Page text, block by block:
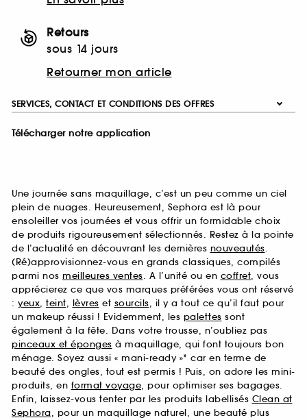
Retours
sous 14 jours
Retourner mon article
SERVICES, CONTACT ET CONDITIONS DES OFFRES
Télécharger notre application
Une journée sans maquillage, c’est un peu comme un ciel
plein de nuages. Heureusement, Sephora est là pour
ensoleiller vos journées et vous offrir un formidable choix
de produits rigoureusement sélectionnés. Restez à la pointe
de l’actualité en découvrant les dernières nouveautés.
(Ré)approvisionnez-vous en grands classiques, compilés
parmi nos meilleures ventes. A l’unité ou en coffret, vous
apprécierez ce que vos marques préférées vous ont réservé
: yeux, teint, lèvres et sourcils, il y a tout ce qu’il faut pour
un makeup réussi ! Evidemment, les palettes sont
également à la fête. Dans votre trousse, n’oubliez pas
pinceaux et éponges à maquillage, qui font toujours bon
ménage. Soyez aussi « mani-ready »* car en terme de
beauté des ongles, tout est permis ! Puis, on adore les mini-
produits, en format voyage, pour optimiser ses bagages.
Enfin, laissez-vous tenter par les produits labellisés Clean at
Sephora, pour un maquillage naturel, une beauté plus